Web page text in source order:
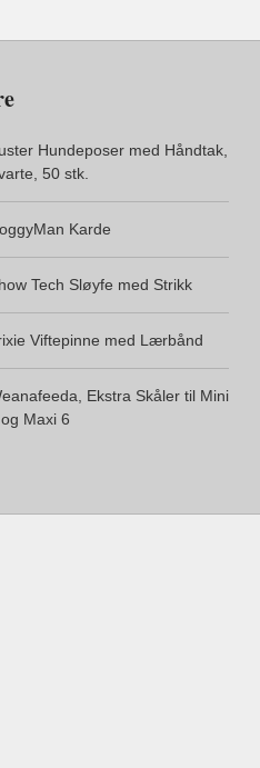
Hundeposer med Håndtak,
50 stk.
Karde
Tech Sløyfe med Strikk
Viftepinne med Lærbånd
Ekstra Skåler til Mini
Maxi 6